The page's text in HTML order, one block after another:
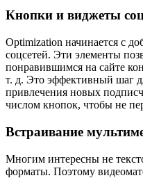
Кнопки и виджеты
Optimization начинается с
соцсетей. Эти элементы
понравившимся на сайте
т. д. Это эффективный шаг
привлечения новых
числом кнопок, чтобы не
Встраивание
Многим интересны не
форматы. Поэтому